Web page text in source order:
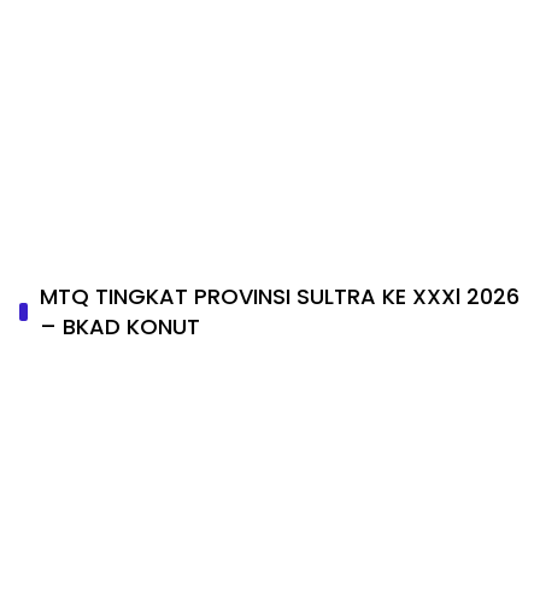
MTQ TINGKAT PROVINSI SULTRA KE XXXl 2026
– BKAD KONUT